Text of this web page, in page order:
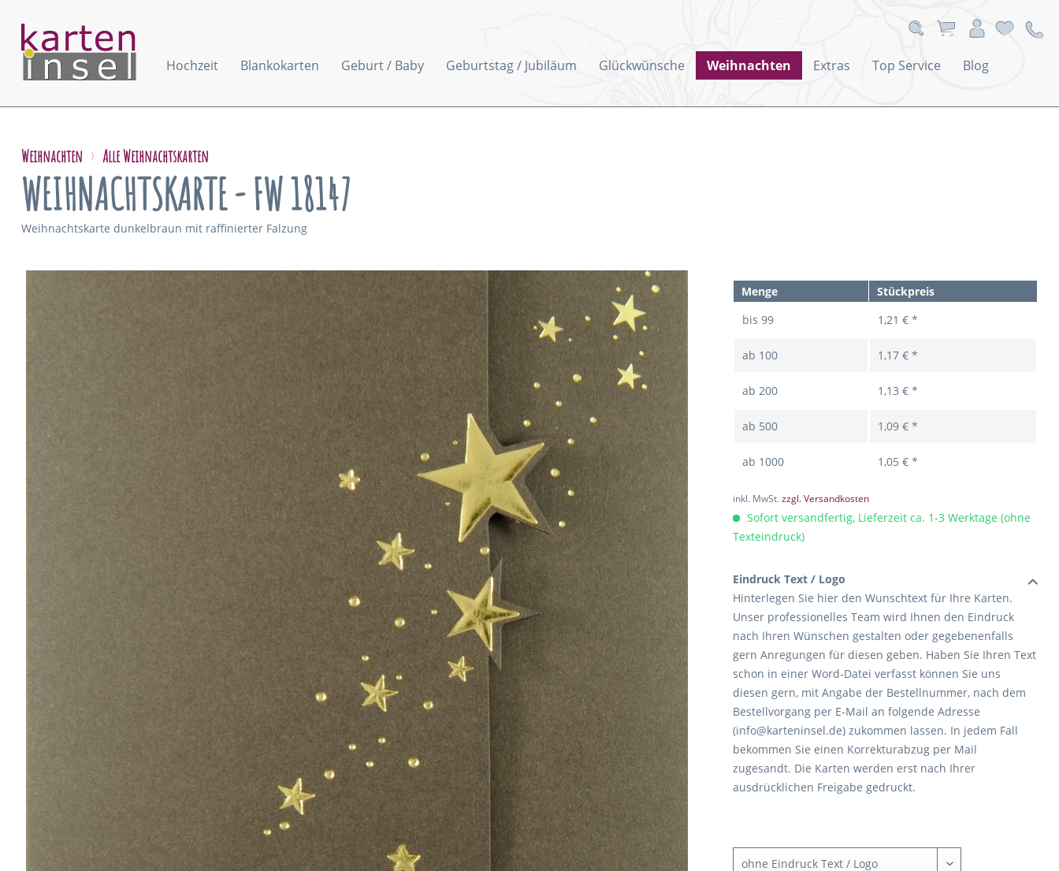
Hochzeit Blankokarten Geburt / Baby Geburtstag / Jubiläum Glückwünsche Weihnachten Extras Top Service Blog
Weihnachten Alle Weihnachtskarten
WEIHNACHTSKARTE - FW 18147
Weihnachtskarte dunkelbraun mit raffinierter Falzung
Menge
Stückpreis
bis99 1,21 € *
ab 100 1,17 € *
ab200 1,13 € *
ab 500 1,09 € *
ab 1000 1,05 € *
inkl. MwSt.zzgl. Versandkosten
Sofort versandfertig, Lieferzeit ca. 1-3 Werktage (ohne
Texteindruck)
Eindruck Text / Logo
Hinterlegen Sie hier den Wunschtext für Ihre Karten.
Unser professionelles Team wird Ihnen den Eindruck
nach Ihren Wünschen gestalten oder gegebenenfalls
gern Anregungen für diesen geben. Haben Sie Ihren Text
schon in einer Word-Datei verfasst können Sie uns
diesen gern, mit Angabe der Bestellnummer, nach dem
Bestellvorgang per E-Mail an folgende Adresse
(info@karteninsel.de) zukommen lassen. In jedem Fall
bekommen Sie einen Korrekturabzug per Mail
zugesandt. Die Karten werden erst nach Ihrer
ausdrücklichen Freigabe gedruckt.